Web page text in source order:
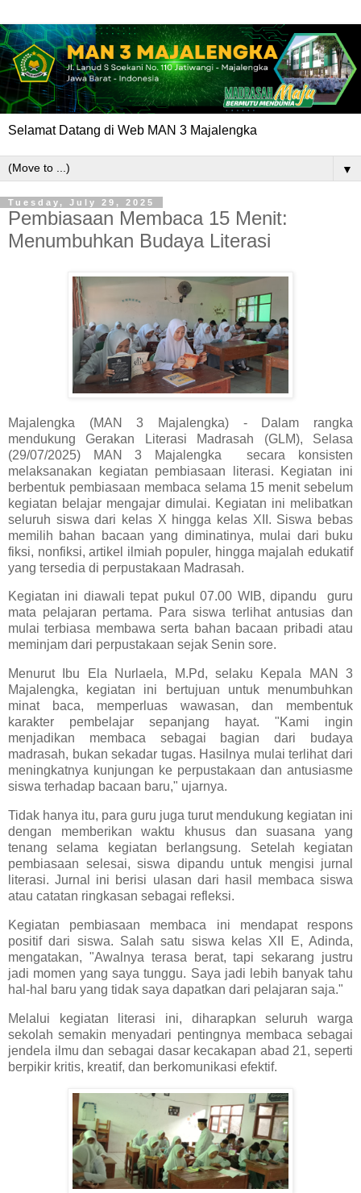
Selamat Datang di Web MAN 3 Majalengka
▼
Tuesday, July 29, 2025
Pembiasaan Membaca 15 Menit:
Menumbuhkan Budaya Literasi
Majalengka (MAN 3 Majalengka) - Dalam rangka
mendukung Gerakan Literasi Madrasah (GLM), Selasa
(29/07/2025) MAN 3 Majalengka secara konsisten
melaksanakan kegiatan pembiasaan literasi. Kegiatan ini
berbentuk pembiasaan membaca selama 15 menit sebelum
kegiatan belajar mengajar dimulai. Kegiatan ini melibatkan
seluruh siswa dari kelas X hingga kelas XII. Siswa bebas
memilih bahan bacaan yang diminatinya, mulai dari buku
fiksi, nonfiksi, artikel ilmiah populer, hingga majalah edukatif
yang tersedia di perpustakaan Madrasah.
Kegiatan ini diawali tepat pukul 07.00 WIB, dipandu guru
mata pelajaran pertama. Para siswa terlihat antusias dan
mulai terbiasa membawa serta bahan bacaan pribadi atau
meminjam dari perpustakaan sejak Senin sore.
Menurut Ibu Ela Nurlaela, M.Pd, selaku Kepala MAN 3
Majalengka, kegiatan ini bertujuan untuk menumbuhkan
minat baca, memperluas wawasan, dan membentuk
karakter pembelajar sepanjang hayat. "Kami ingin
menjadikan membaca sebagai bagian dari budaya
madrasah, bukan sekadar tugas. Hasilnya mulai terlihat dari
meningkatnya kunjungan ke perpustakaan dan antusiasme
siswa terhadap bacaan baru," ujarnya.
Tidak hanya itu, para guru juga turut mendukung kegiatan ini
dengan memberikan waktu khusus dan suasana yang
tenang selama kegiatan berlangsung. Setelah kegiatan
pembiasaan selesai, siswa dipandu untuk mengisi jurnal
literasi. Jurnal ini berisi ulasan dari hasil membaca siswa
atau catatan ringkasan sebagai refleksi.
Kegiatan pembiasaan membaca ini mendapat respons
positif dari siswa. Salah satu siswa kelas XII E, Adinda,
mengatakan, "Awalnya terasa berat, tapi sekarang justru
jadi momen yang saya tunggu. Saya jadi lebih banyak tahu
hal-hal baru yang tidak saya dapatkan dari pelajaran saja."
Melalui kegiatan literasi ini, diharapkan seluruh warga
sekolah semakin menyadari pentingnya membaca sebagai
jendela ilmu dan sebagai dasar kecakapan abad 21, seperti
berpikir kritis, kreatif, dan berkomunikasi efektif.